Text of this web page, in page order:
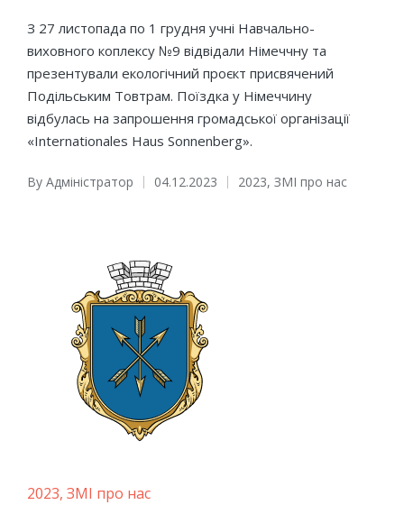
З 27 листопада по 1 грудня учні Навчально-
виховного коплексу №9 відвідали Німеччну та
презентували екологічний проєкт присвячений
Подільським Товтрам. Поїздка у Німеччину
відбулась на запрошення громадської організації
«Internationales Haus Sonnenberg».
Posted
By Адміністратор 04.12.2023
Posted
2023, ЗМІ про нас
Posted
2023 ЗМІ про нас